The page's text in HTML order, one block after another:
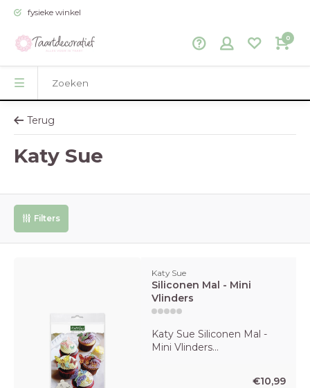
fysieke winkel
0
Terug
Katy Sue
Filters
Katy Sue
Siliconen Mal - Mini
Vlinders
Katy Sue Siliconen Mal -
Mini Vlinders...
€10,99